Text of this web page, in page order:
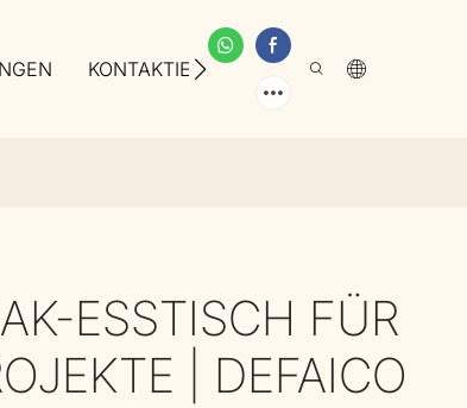
KONTAKTIEREN SIE UNS ÜBER UNS
ESSTISCH FÜR
| DEFAICO